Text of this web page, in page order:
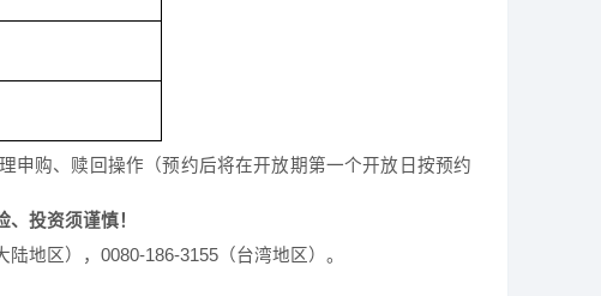
申购、赎回操作 （预约后将在开放期第一个开放日按预约
、投资须谨慎！
陆地区），0080-186-3155（台湾地区）。